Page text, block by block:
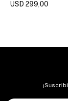
USD 299,00